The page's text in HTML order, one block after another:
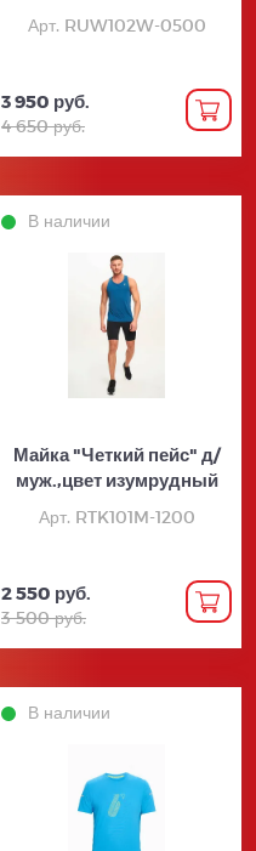
Арт. RUW102W-0500
3 950 руб.
4 650 руб.
В наличии
Майка "Четкий пейс" д/
муж.,цвет изумрудный
Арт. RTK101M-1200
2 550 руб.
3 500 руб.
В наличии